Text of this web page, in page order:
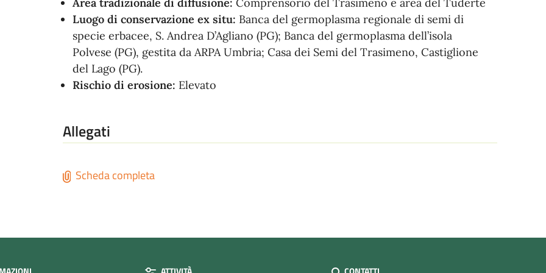
Area tradizionale di diffusione:Comprensorio del Trasimeno e area del Tuderte
Luogo di conservazione ex situ: Banca del germoplasma regionale di semi di
specie erbacee, S. Andrea D’Agliano (PG); Banca del germoplasma dell’isola
Polvese (PG), gestita da ARPA Umbria; Casa dei Semi del Trasimeno, Castiglione
del Lago (PG).
Rischio di erosione: Elevato
Allegati
Scheda completa